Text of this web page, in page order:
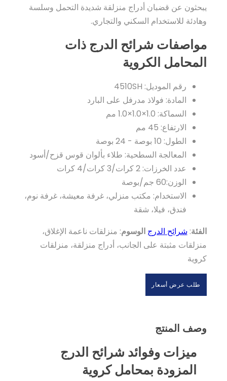
يبحثون عن قضبان أدراج منزلقة شديدة التحمل وسلسة
وهادئة للاستخدام السكني والتجاري.
مواصفات شرائح الدرج ذات
المحامل الكروية
رقم الموديل: 4510SH
المادة: فولاذ مدرفل على البارد
السماكة: 1.0×1.0×1.0 مم
الارتفاع: 45 مم
الطول: 10 بوصة - 24 بوصة
المعالجة السطحية: طلاء بألوان قوس قزح/أسود
عدد الخرزات: 2 كرات/3 كرات/4 كرات
الوزن:60 جم/بوصة
الاستخدام: مكتب منزلي، غرفة معيشة، غرفة نوم،
فندق، فيلا، شقة
الفئة: شرائح الدرج الوسوم: منزلقات ناعمة الإغلاق،
منزلقات مثبتة على الجانب، أدراج منزلقة، منزلقات
كروية
طلب عرض أسعار
وصف المنتج
ميزات وفوائد شرائح الدرج
المزودة بمحامل كروية